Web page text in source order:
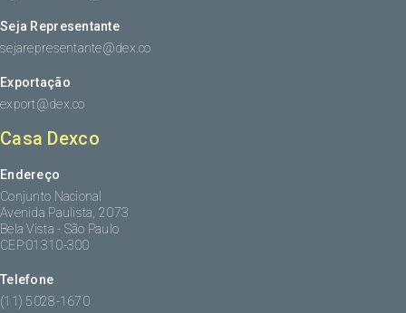
Seja Representante
sejarepresentante@dex.co
Exportação
export@dex.co
Casa Dexco
Endereço
Conjunto Nacional
Avenida Paulista, 2073
Bela Vista - São Paulo
CEP:01310-300
Telefone
(11) 5028-1670